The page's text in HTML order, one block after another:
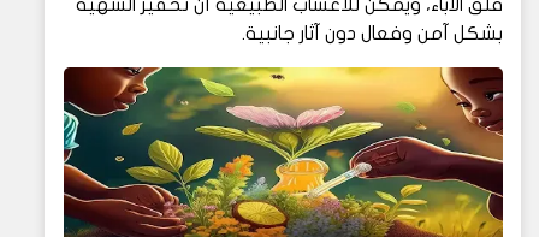
قلق الآباء، ويمكن للأعشاب الطبيعية أن تحفيز الشهية
بشكل آمن وفعال دون آثار جانبية.